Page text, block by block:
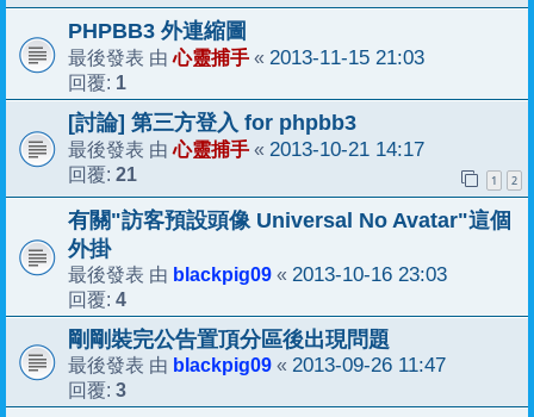
PHPBB3 外連縮圖
最後發表 由心靈捕手 « 2013-11-15 21:03
回覆: 1
[討論] 第三方登入 for phpbb3
最後發表 由心靈捕手 « 2013-10-21 14:17
回覆: 21 1 2
有關"訪客預設頭像 Universal No Avatar"這個
外掛
最後發表 由 blackpig09 « 2013-10-16 23:03
回覆: 4
剛剛裝完公告置頂分區後出現問題
最後發表 由 blackpig09 « 2013-09-26 11:47
回覆: 3